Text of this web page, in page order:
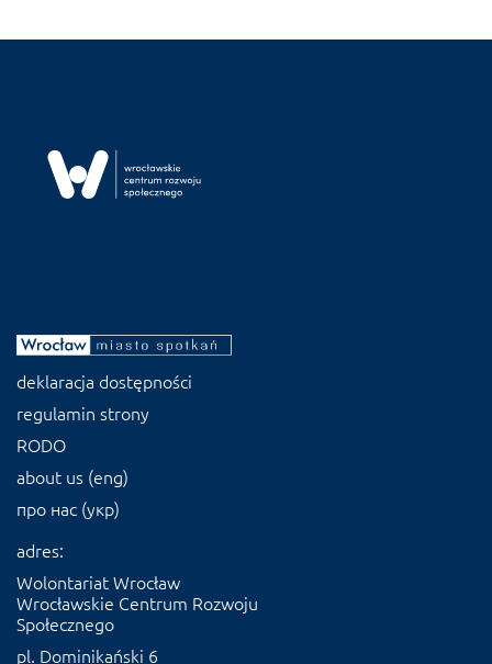
deklaracja dostępności
regulamin strony
RODO
about us (eng)
про нас (укр)
adres:
Wolontariat Wrocław
Wrocławskie Centrum Rozwoju
Społecznego
pl. Dominikański 6